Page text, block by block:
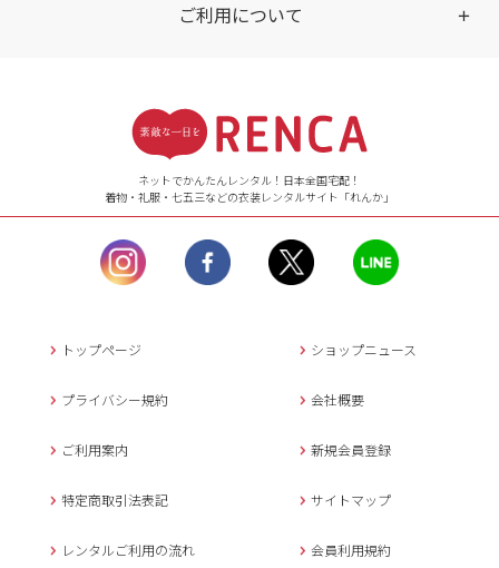
ご利用について
【ご注文（インターネット）】
24時間年中無休
【お問い合わせ窓口（メー
ル）】10:00~17:00
土曜日、日曜日、臨
時休業日を除く。
営業時間外にいただ
返信させていただきま
年末年始、大型連休
メールでのお問い合わせ
ネットでかんたんレンタル！日本全国宅配！
着物・礼服・七五三などの衣装レンタルサイト「れんか」
トップページ ショップニュース
プライバシー規約 会社概要
ご利用案内 新規会員登録
特定商取引法表記 サイトマップ
レンタルご利用の流れ 会員利用規約